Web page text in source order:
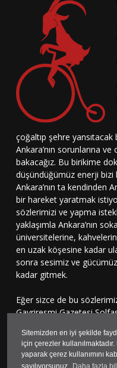
Sitemizden en iyi şekilde
için çerezler
yaparak çerez kullanımını
sayılıyorsunuz.
Daha fazla
çoğaltıp şehre
Ankara’nın sorunlarına
bakacağız. Bu birikime
düşündüğümüz enerji bizi
Ankara’nın ta kendinden
bir hareket yaratmak
sözlerimizi ve yapma
yaklaşımla Ankara’nın
üniversitelerine,
en uzak köşesine kadar
sonra sesimiz ve
kadar gitmek.
Eğer sizce de bu
Gayriresmi Gazetesi
çizinizle, sesinizle bu
durmaya davetlisiniz.